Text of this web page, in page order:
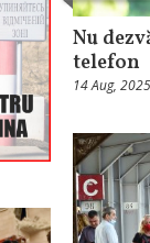
Nu
telefon
14 Aug, 2025